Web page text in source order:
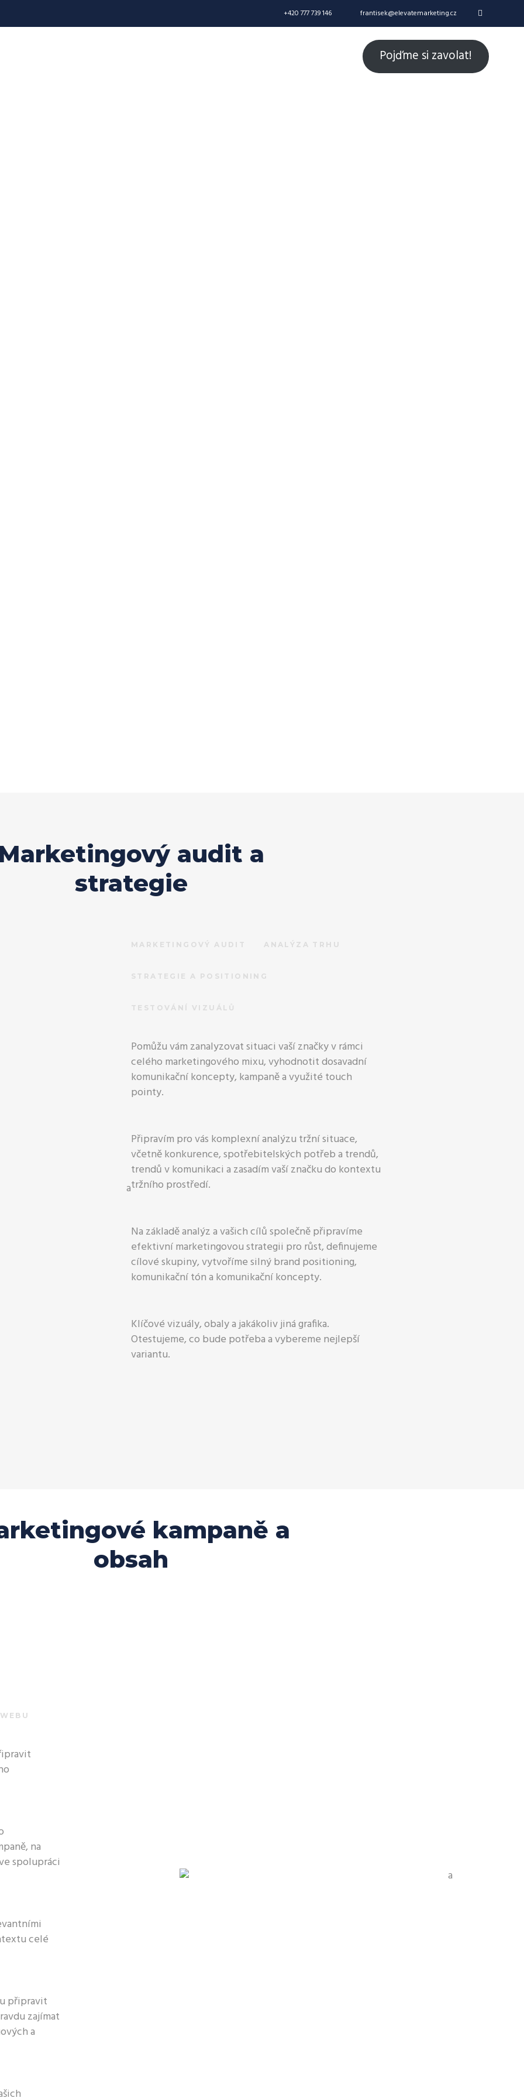
+420 777 739 146 frantisek@elevatemarketing.cz
Pojďme si zavolat!
audit a
strategie
MARKETINGOVÝ AUDIT ANALÝZA TRHU
STRATEGIE A POSITIONING
TESTOVÁNÍ VIZUÁLŮ
Pomůžu vám zanalyzovat situaci vaší značky v rámci
celého marketingového mixu, vyhodnotit dosavadní
komunikační koncepty, kampaně a využité touch
pointy.
Připravím pro vás komplexní analýzu tržní situace,
včetně konkurence, spotřebitelských potřeb a trendů,
trendů v komunikaci a zasadím vaší značku do kontextu
tržního prostředí.
Na základě analýz a vašich cílů společně připravíme
efektivní marketingovou strategii pro růst, definujeme
cílové skupiny, vytvoříme silný brand positioning,
komunikační tón a komunikační koncepty.
Klíčové vizuály, obaly a jakákoliv jiná grafika.
Otestujeme, co bude potřeba a vybereme nejlepší
variantu.
kampaně a
obsah
na
spolupráci
celé
připravit
zajímat
a